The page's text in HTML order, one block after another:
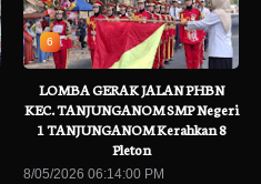
6
LOMBA GERAK JALAN PHBN
KEC. TANJUNGANOM SMP Negeri
1 TANJUNGANOM Kerahkan 8
Pleton
8/05/2026 06:14:00 PM